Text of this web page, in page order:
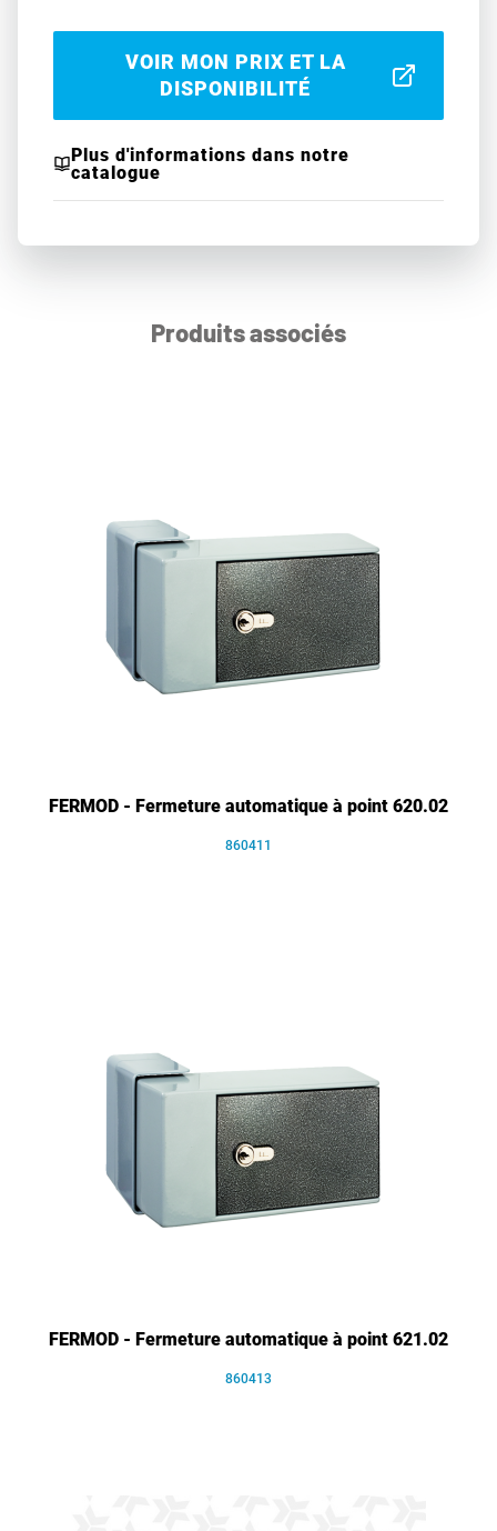
VOIR MON PRIX ET LA
DISPONIBILITÉ
Plus d'informations dans notre
catalogue
Produits associés
FERMOD - Fermeture automatique à point 620.02
860411
FERMOD - Fermeture automatique à point 621.02
860413